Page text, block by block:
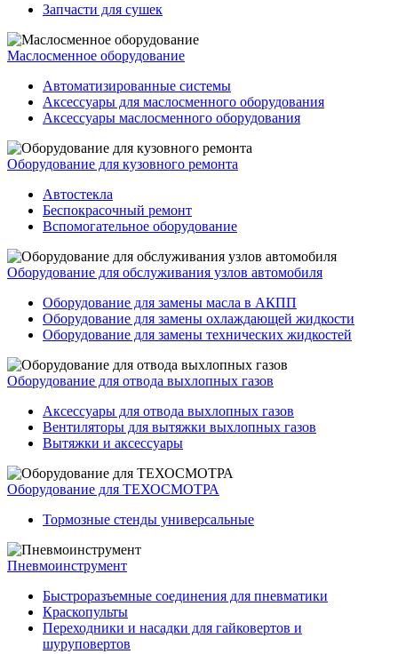
Запчасти для сушек
Маслосменное оборудование
Автоматизированные системы
Аксессуары для маслосменного оборудования
Аксессуары маслосменного оборудования
Оборудование для кузовного ремонта
Автостекла
Беспокрасочный ремонт
Вспомогательное оборудование
Оборудование для обслуживания узлов автомобиля
Оборудование для замены масла в АКПП
Оборудование для замены охлаждающей жидкости
Оборудование для замены технических жидкостей
Оборудование для отвода выхлопных газов
Аксессуары для отвода выхлопных газов
Вентиляторы для вытяжки выхлопных газов
Вытяжки и аксессуары
Оборудование для ТЕХОСМОТРА
Тормозные стенды универсальные
Пневмоинструмент
Быстроразъемные соединения для пневматики
Краскопульты
Переходники и насадки для гайковертов и
шуруповертов